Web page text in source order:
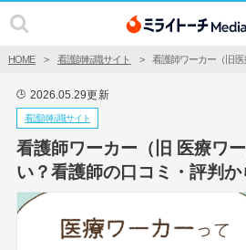
🕒 2026.05.29更新
看護師転職サイト
看護師ワーカー（旧 医療ワ
い？看護師の口コミ・評判
HOME 看護師転職サイト 看護師ワーカー（旧